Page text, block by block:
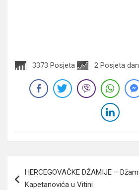
3373 Posjeta 2 Posjeta
članaka
HERCEGOVAČKE DŽAMIJE –
Kapetanovića u Vitini